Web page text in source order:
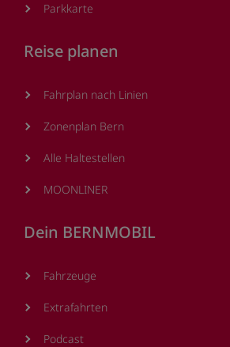
Parkkarte
Reise planen
Fahrplan nach Linien
Zonenplan Bern
Alle Haltestellen
MOONLINER
Dein BERNMOBIL
Fahrzeuge
Extrafahrten
Podcast